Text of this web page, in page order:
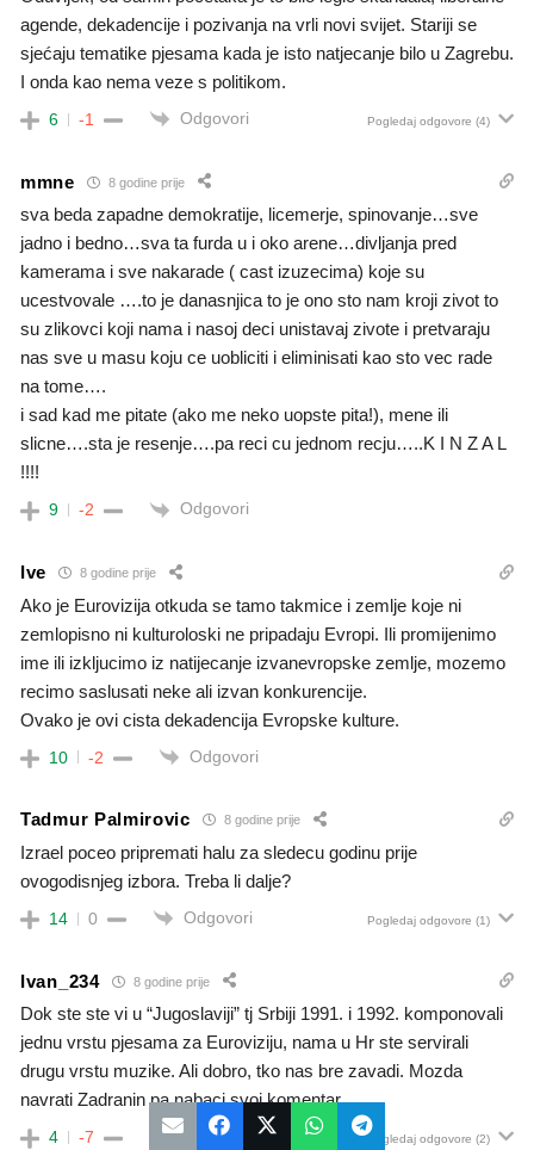
agende, dekadencije i pozivanja na vrli novi svijet. Stariji se
sjećaju tematike pjesama kada je isto natjecanje bilo u Zagrebu.
I onda kao nema veze s politikom.
6 -1 Odgovori Pogledaj odgovore (4)
mmne 8 godine prije
sva beda zapadne demokratije, licemerje, spinovanje…sve
jadno i bedno…sva ta furda u i oko arene…divljanja pred
kamerama i sve nakarade ( cast izuzecima) koje su
ucestvovale ….to je danasnjica to je ono sto nam kroji zivot to
su zlikovci koji nama i nasoj deci unistavaj zivote i pretvaraju
nas sve u masu koju ce uobliciti i eliminisati kao sto vec rade
na tome….
i sad kad me pitate (ako me neko uopste pita!), mene ili
slicne….sta je resenje….pa reci cu jednom recju…..K I N Z A L
!!!!
9 -2 Odgovori
Ive 8 godine prije
Ako je Eurovizija otkuda se tamo takmice i zemlje koje ni
zemlopisno ni kulturoloski ne pripadaju Evropi. Ili promijenimo
ime ili izkljucimo iz natijecanje izvanevropske zemlje, mozemo
recimo saslusati neke ali izvan konkurencije.
Ovako je ovi cista dekadencija Evropske kulture.
10 -2 Odgovori
Tadmur Palmirovic 8 godine prije
Izrael poceo pripremati halu za sledecu godinu prije
ovogodisnjeg izbora. Treba li dalje?
14 0 Odgovori Pogledaj odgovore (1)
Ivan_234 8 godine prije
Dok ste ste vi u “Jugoslaviji” tj Srbiji 1991. i 1992. komponovali
jednu vrstu pjesama za Euroviziju, nama u Hr ste servirali
drugu vrstu muzike. Ali dobro, tko nas bre zavadi. Mozda
navrati Zadranin pa nabaci svoj komentar.
4 -7 Odgovori Pogledaj odgovore (2)